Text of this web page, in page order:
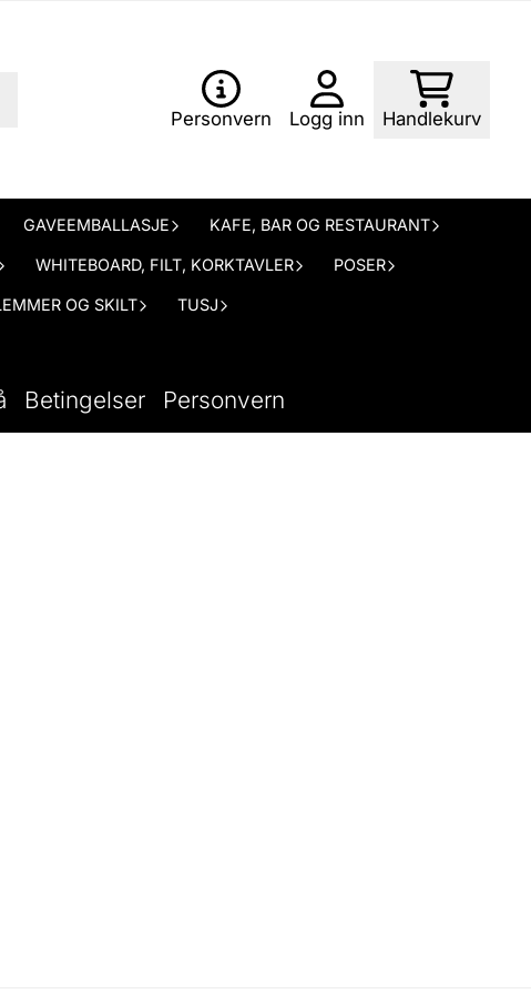
Personvern Logg inn Handlekurv
GAVEEMBALLASJE KAFE, BAR OG RESTAURANT
WHITEBOARD, FILT, KORKTAVLER POSER
OG SKILT TUSJ
Betingelser Personvern